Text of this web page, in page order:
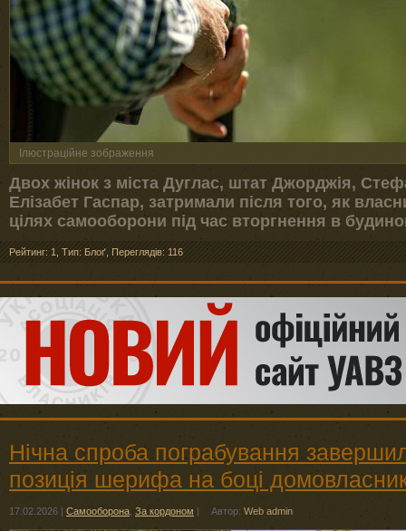
Ілюстраційне зображення
Двох жінок з міста Дуглас, штат Джорджія,
Елізабет Гаспар, затримали після того, як
цілях самооборони під час вторгнення в
Рейтинг: 1 Тип: Блоґ Переглядів: 116
Нічна спроба пограбування
позиція шерифа на боці
17.02.2026 | Самооборона За кордоном | Автор: Web admin